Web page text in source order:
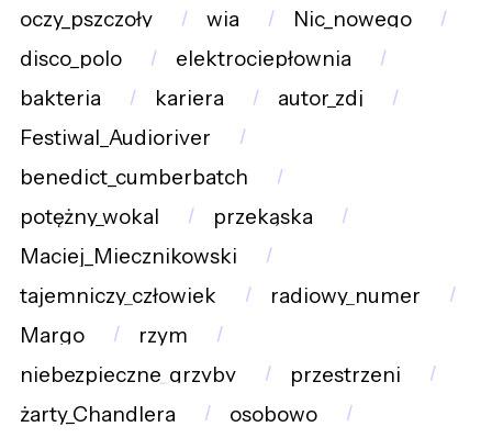
oczy_pszczoły wia
Nic_nowego
disco_polo
elektrociepłownia
bakteria
kariera
autor_zdj
Festiwal_Audioriver
benedict_cumberbatch
potężny_wokal
przekąska
Maciej_Miecznikowski
tajemniczy_człowiek
radiowy_numer
Margo
rzym
niebezpieczne_grzyby
przestrzeni
żarty_Chandlera
osobowo